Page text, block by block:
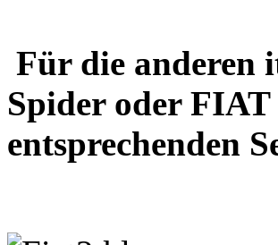
Für die anderen
Spider oder
entsprechenden